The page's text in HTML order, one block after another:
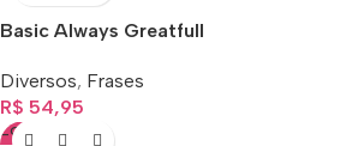
Basic Always Greatfull
Diversos, Frases
R$ 54,95
-9%